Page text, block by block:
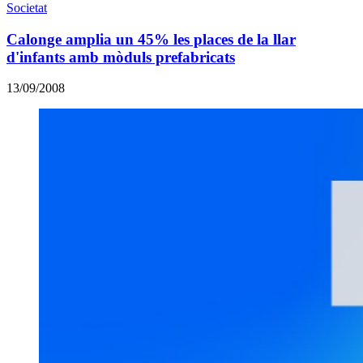
Societat
Calonge amplia un 45% les places de la llar
d'infants amb mòduls prefabricats
13/09/2008